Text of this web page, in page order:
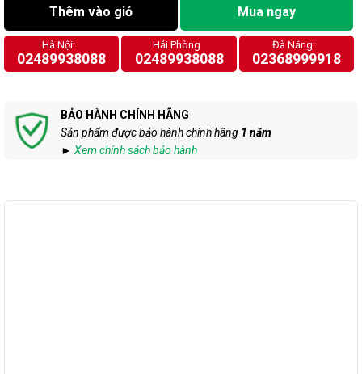
Thêm vào giỏ Mua ngay
Hà Nội:
02489938088
Hải Phòng
02489938088
Đà Nẵng:
02368999918
BẢO HÀNH CHÍNH HÃNG
Sản phẩm được bảo hành chính hãng 1 năm
► Xem chính sách bảo hành